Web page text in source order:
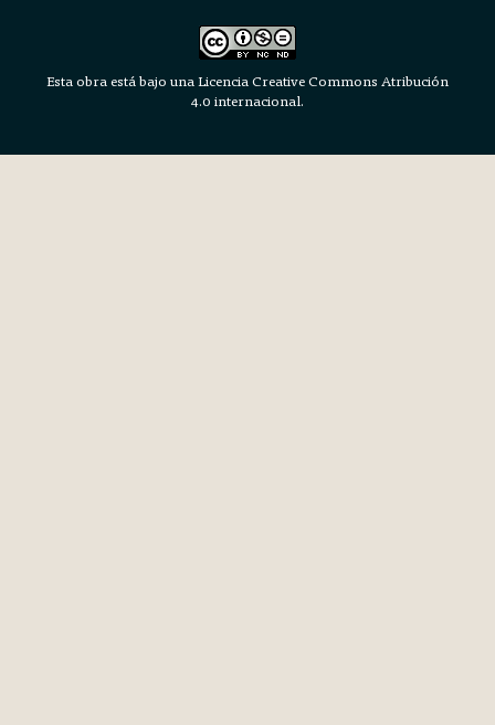
Esta obra está bajo una Licencia Creative Commons Atribución
4.0 internacional.